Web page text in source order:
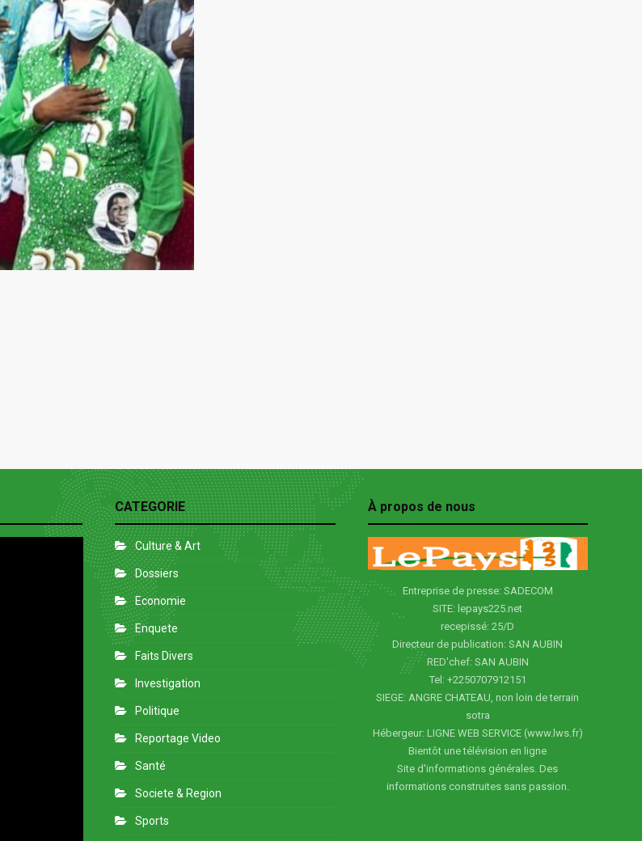
CATEGORIE
Culture & Art
Dossiers
Economie
Enquete
Faits Divers
Investigation
Politique
Reportage Video
Santé
Societe & Region
Sports
À propos de nous
Entreprise de presse: SADECOM
SITE: lepays225.net
recepissé: 25/D
Directeur de publication: SAN AUBIN
RED'chef: SAN AUBIN
Tel: +2250707912151
SIEGE: ANGRE CHATEAU, non loin de terrain
sotra
Hébergeur: LIGNE WEB SERVICE (www.lws.fr)
Bientôt une télévision en ligne
Site d'informations générales. Des
informations construites sans passion.